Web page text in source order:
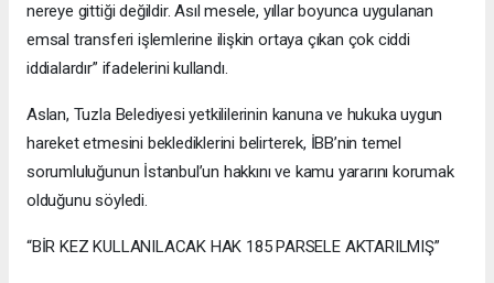
nereye gittiği değildir. Asıl mesele, yıllar boyunca uygulanan
emsal transferi işlemlerine ilişkin ortaya çıkan çok ciddi
iddialardır” ifadelerini kullandı.
Aslan, Tuzla Belediyesi yetkililerinin kanuna ve hukuka uygun
hareket etmesini beklediklerini belirterek, İBB’nin temel
sorumluluğunun İstanbul’un hakkını ve kamu yararını korumak
olduğunu söyledi.
“BİR KEZ KULLANILACAK HAK 185 PARSELE AKTARILMIŞ”